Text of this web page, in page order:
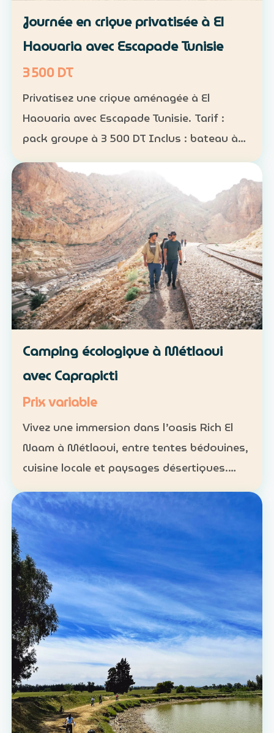
Journée en crique privatisée à El
Haouaria avec Escapade Tunisie
3 500 DT
Privatisez une crique aménagée à El
Haouaria avec Escapade Tunisie. Tarif :
pack groupe à 3 500 DT Inclus : bateau à
disposition, transfert, activités nautiques
et déjeuner selon la formule convenue Août
2026 : complet…
Camping écologique à Métlaoui
avec Caprapicti
Prix variable
Vivez une immersion dans l’oasis Rich El
Naam à Métlaoui, entre tentes bédouines,
cuisine locale et paysages désertiques.
Hébergement : tentes traditionnelles ou
formules sur mesure Activités : camping,
randonnées, gas…